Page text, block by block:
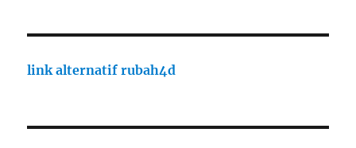
link alternatif rubah4d